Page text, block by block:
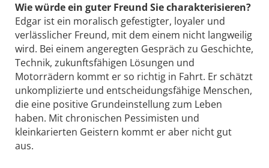
Wie würde ein guter Freund Sie ­charakterisieren?
Edgar ist ein moralisch gefestigter, loyaler und
verlässlicher Freund, mit dem einem nicht langweilig
wird. Bei einem angeregten Gespräch zu Geschichte,
Technik, zukunftsfähigen Lösungen und
Motorrädern kommt er so richtig in Fahrt. Er schätzt
unkomplizierte und entscheidungsfähige Menschen,
die eine positive Grundeinstellung zum Leben
haben. Mit chronischen Pessimisten und
kleinkarierten Geistern kommt er aber nicht gut
aus.